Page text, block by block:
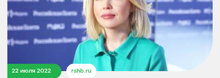
22 июля 2022 rshb.ru